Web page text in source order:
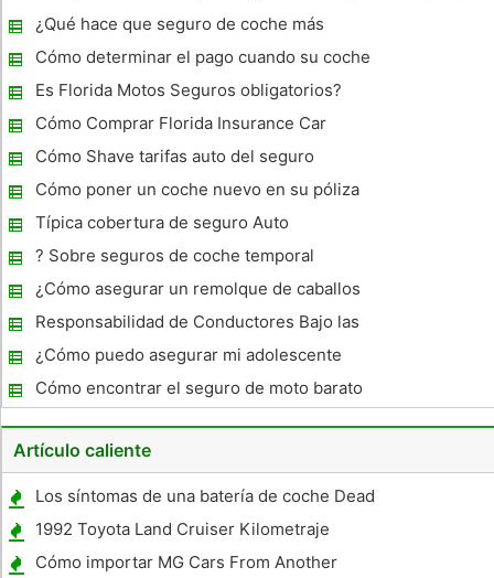
asegurados para ayudar a proteger las grandes inversiones
efectuadas. Apren
¿Qué hace que seguro de coche más
barato?
Cómo determinar el pago cuando su coche
se totaliza
Es Florida Motos Seguros obligatorios?
Cómo Comprar Florida Insurance Car
Online
Cómo Shave tarifas auto del seguro
Cómo poner un coche nuevo en su póliza
de seguro
Típica cobertura de seguro Auto
? Sobre seguros de coche temporal
¿Cómo asegurar un remolque de caballos
Responsabilidad de Conductores Bajo las
leyes de Florida de seguro de auto
¿Cómo puedo asegurar mi adolescente
Cómo encontrar el seguro de moto barato
Artículo caliente
Los síntomas de una batería de coche Dead
1992 Toyota Land Cruiser Kilometraje
combustible
Cómo importar MG Cars From Another